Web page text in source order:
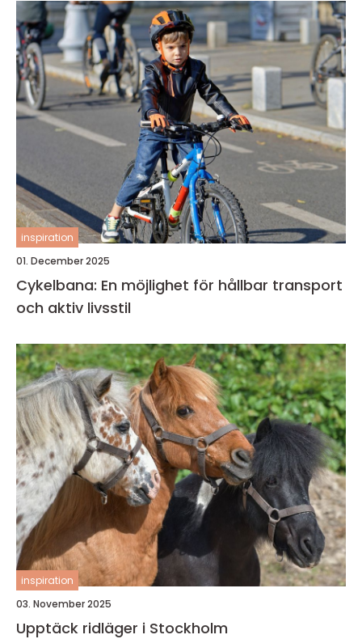
inspiration
01. December 2025
Cykelbana: En möjlighet för hållbar transport
och aktiv livsstil
inspiration
03. November 2025
Upptäck ridläger i Stockholm